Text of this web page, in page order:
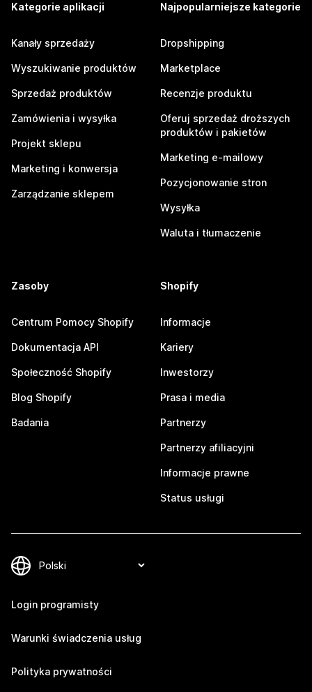
Kategorie aplikacji
Kanały sprzedaży
Wyszukiwanie produktów
Sprzedaż produktów
Zamówienia i wysyłka
Projekt sklepu
Marketing i konwersja
Zarządzanie sklepem
Najpopularniejsze kategorie
Dropshipping
Marketplace
Recenzje produktu
Oferuj sprzedaż droższych
produktów i pakietów
Marketing e-mailowy
Pozycjonowanie stron
Wysyłka
Waluta i tłumaczenie
Zasoby
Centrum Pomocy Shopify
Dokumentacja API
Społeczność Shopify
Blog Shopify
Badania
Shopify
Informacje
Kariery
Inwestorzy
Prasa i media
Partnerzy
Partnerzy afiliacyjni
Informacje prawne
Status usługi
Login programisty
Warunki świadczenia usług
Polityka prywatności